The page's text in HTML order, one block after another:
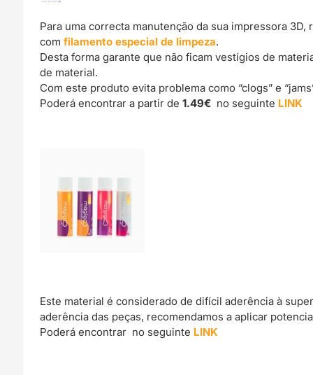
Para uma correcta manutenção da sua impressora
com filamento especial de limpeza.
Desta forma garante que não ficam vestígios de
de material.
Com este produto evita problema como “clogs” e
Poderá encontrar a partir de1.49€ no seguinte LINK
Este material é considerado de difícil aderência à
aderência das peças, recomendamos a aplicar
Poderá encontrar no seguinte LINK